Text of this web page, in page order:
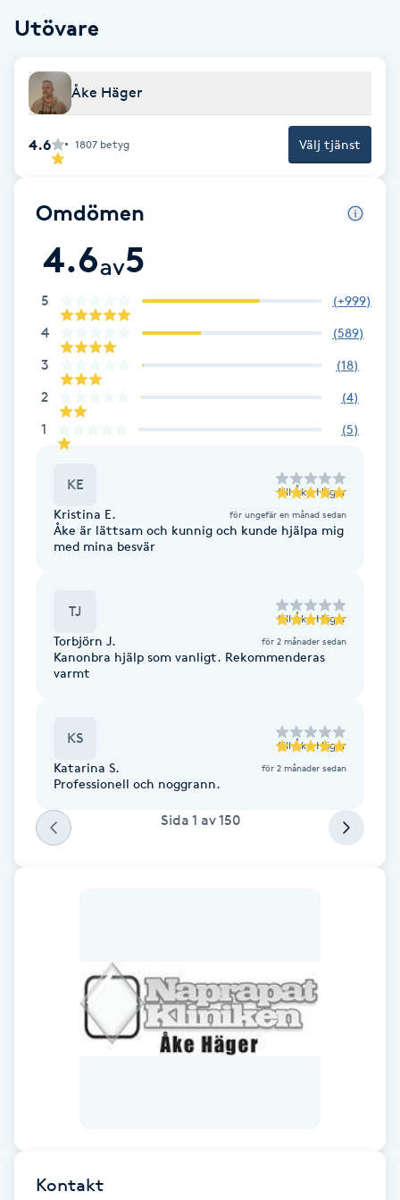
Babylights
Balayage
Barber
Blowout
Bottenfärg
Brynformning
Brynfärgning
Brynplockning
Celluliter
Damklippning
Diamantslipning
Enzympeeling
Extensions borttagning
Eyeliner-tatuering
Utövare
Åke Häger
4.6 1807 betyg Välj tjänst
Omdömen
4.6av5
5 (+999)
4 (589)
3 (18)
2 (4)
1 (5)
KE till Åke Häger
Kristina E. för ungefär en månad sedan
Åke är lättsam och kunnig och kunde hjälpa mig
med mina besvär
TJ till Åke Häger
Torbjörn J. för 2 månader sedan
Kanonbra hjälp som vanligt. Rekommenderas
varmt
KS till Åke Häger
Katarina S. för 2 månader sedan
Professionell och noggrann.
Sida 1 av150
Kontakt